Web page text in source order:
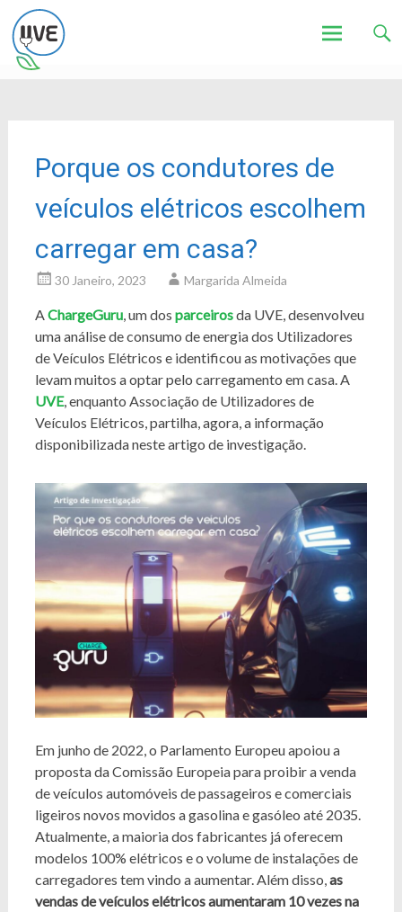
Porque os condutores de
veículos elétricos escolhem
carregar em casa?
30 Janeiro, 2023 Margarida Almeida
AChargeGuru, um dos parceirosda UVE, desenvolveu
uma análise de consumo de energia dos Utilizadores
de Veículos Elétricos e identificou as motivações que
levam muitos a optar pelo carregamento em casa. A
UVE, enquanto Associação de Utilizadores de
Veículos Elétricos, partilha, agora, a informação
disponibilizada neste artigo de investigação.
Em junho de 2022, o Parlamento Europeu apoiou a
proposta da Comissão Europeia para proibir a venda
de veículos automóveis de passageiros e comerciais
ligeiros novos movidos a gasolina e gasóleo até 2035.
Atualmente, a maioria dos fabricantes já oferecem
modelos 100% elétricos e o volume de instalações de
carregadores tem vindo a aumentar. Além disso, as
vendas de veículos elétricos aumentaram 10 vezes na